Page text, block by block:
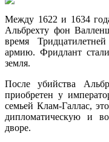
Между 1622 и 1634
Альбрехту фон
время
армию. Фридлант
земля.
После убийства
приобретен у
семьей Клам-Галлас,
дипломатическую и
дворе.